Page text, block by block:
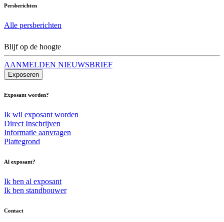
Persberichten
Alle persberichten
Blijf op de hoogte
AANMELDEN NIEUWSBRIEF
Exposeren
Exposant worden?
Ik wil exposant worden
Direct Inschrijven
Informatie aanvragen
Plattegrond
Al exposant?
Ik ben al exposant
Ik ben standbouwer
Contact